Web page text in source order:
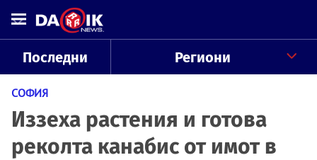
Последни Региони
СОФИЯ
Иззеха растения и готова
реколта канабис от имот в